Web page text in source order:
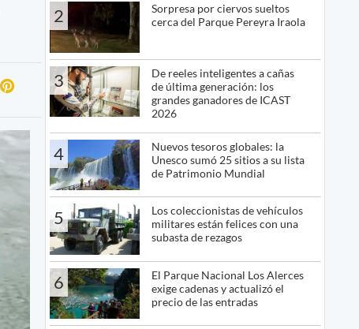
2
Sorpresa por ciervos sueltos
cerca del Parque Pereyra Iraola
3
De reeles inteligentes a cañas
de última generación: los
grandes ganadores de ICAST
2026
4
Nuevos tesoros globales: la
Unesco sumó 25 sitios a su lista
de Patrimonio Mundial
5
Los coleccionistas de vehículos
militares están felices con una
subasta de rezagos
6
El Parque Nacional Los Alerces
exige cadenas y actualizó el
precio de las entradas